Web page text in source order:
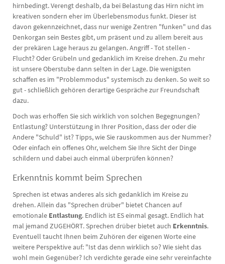
hirnbedingt. Verengt deshalb, da bei Belastung das Hirn nicht im
kreativen sondern eher im Überlebensmodus funkt. Dieser ist
davon gekennzeichnet, dass nur wenige Zentren "funken" und das
Denkorgan sein Bestes gibt, um präsent und zu allem bereit aus
der prekären Lage heraus zu gelangen. Angriff - Tot stellen -
Flucht? Oder Grübeln und gedanklich im Kreise drehen. Zu mehr
ist unsere Oberstube dann selten in der Lage. Die wenigsten
schaffen es im "Problemmodus" systemisch zu denken. So weit so
gut - schließlich gehören derartige Gespräche zur Freundschaft
dazu.
Doch was erhoffen Sie sich wirklich von solchen Begegnungen?
Entlastung? Unterstützung in Ihrer Position, dass der oder die
Andere "Schuld" ist? Tipps, wie Sie rauskommen aus der Nummer?
Oder einfach ein offenes Ohr, welchem Sie Ihre Sicht der Dinge
schildern und dabei auch einmal überprüfen können?
Erkenntnis kommt beim Sprechen
Sprechen ist etwas anderes als sich gedanklich im Kreise zu
drehen. Allein das "Sprechen drüber" bietet Chancen auf
emotionale Entlastung. Endlich ist ES einmal gesagt. Endlich hat
mal jemand ZUGEHÖRT. Sprechen drüber bietet auch Erkenntnis.
Eventuell taucht Ihnen beim Zuhören der eigenen Worte eine
weitere Perspektive auf: "Ist das denn wirklich so? Wie sieht das
wohl mein Gegenüber? Ich verdichte gerade eine sehr vereinfachte